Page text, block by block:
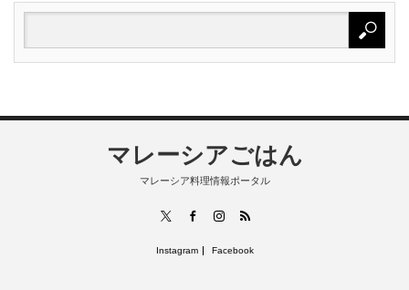
マレーシアごはん
マレーシア料理情報ポータル
FacebookInstagram
RSS
Instagram Facebook